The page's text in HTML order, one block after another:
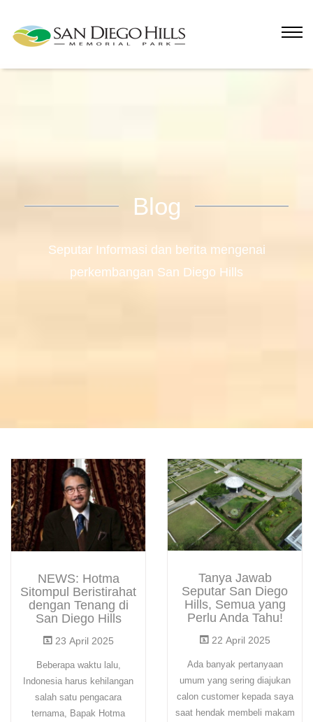
Blog
Seputar Informasi dan berita mengenai
perkembangan San Diego Hills
NEWS: Hotma
Sitompul Beristirahat
dengan Tenang di
San Diego Hills
23 April 2025
Beberapa waktu lalu,
Indonesia harus kehilangan
salah satu pengacara
ternama, Bapak Hotma
Tanya Jawab
Seputar San Diego
Hills, Semua yang
Perlu Anda Tahu!
22 April 2025
Ada banyak pertanyaan
umum yang sering diajukan
calon customer kepada saya
saat hendak membeli makam